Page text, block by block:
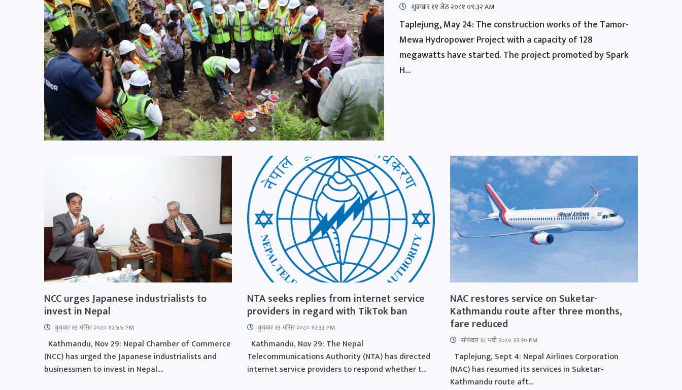
शुक्रबार​ ११ जेठ २०८१ ०९:३२ AM
Taplejung, May 24: The construction works of the Tamor-
Mewa Hydropower Project with a capacity of 128
megawatts have started. The project promoted by Spark
H...
NCC urges Japanese industrialists to
invest in Nepal
बुधबार १३ मंसिर २०८० १२:४४ PM
Kathmandu, Nov 29: Nepal Chamber of Commerce
(NCC) has urged the Japanese industrialists and
businessmen to invest in Nepal....
NTA seeks replies from internet service
providers in regard with TikTok ban
बुधबार १३ मंसिर २०८० १२:३३ PM
Kathmandu, Nov 29: The Nepal
Telecommunications Authority (NTA) has directed
internet service providers to respond whether t...
NAC restores service on Suketar-
Kathmandu route after three months,
fare reduced
सोमबार १८ भदौ २०८० १२:२० PM
Taplejung, Sept 4: Nepal Airlines Corporation
(NAC) has resumed its services in Suketar-
Kathmandu route aft...